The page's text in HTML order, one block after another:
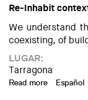
Re-Inhabit
We understand
coexisting, of
LUGAR:
Tarragona
Read more about
Español